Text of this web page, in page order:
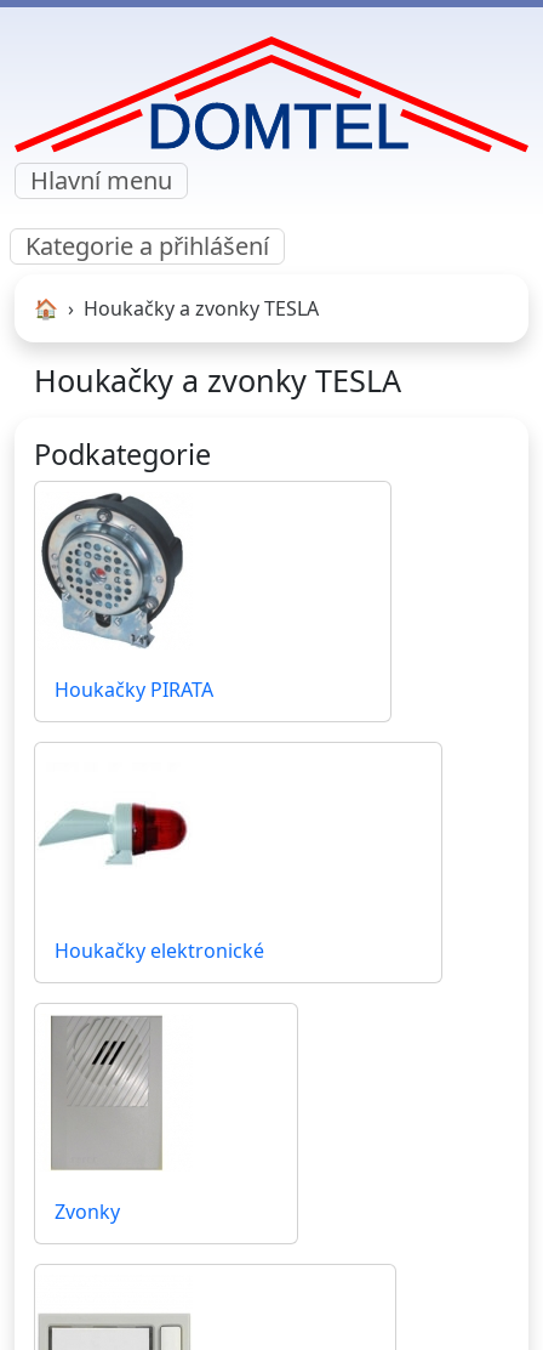
Hlavní menu
Kategorie a přihlášení
🏠︎ Houkačky a zvonky TESLA
Houkačky a zvonky TESLA
Podkategorie
Houkačky PIRATA
Houkačky elektronické
Zvonky